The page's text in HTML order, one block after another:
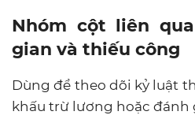
Nhóm cột liên
gian và thiếu công
Dùng để theo dõi kỷ luật
khấu trừ lương hoặc đánh